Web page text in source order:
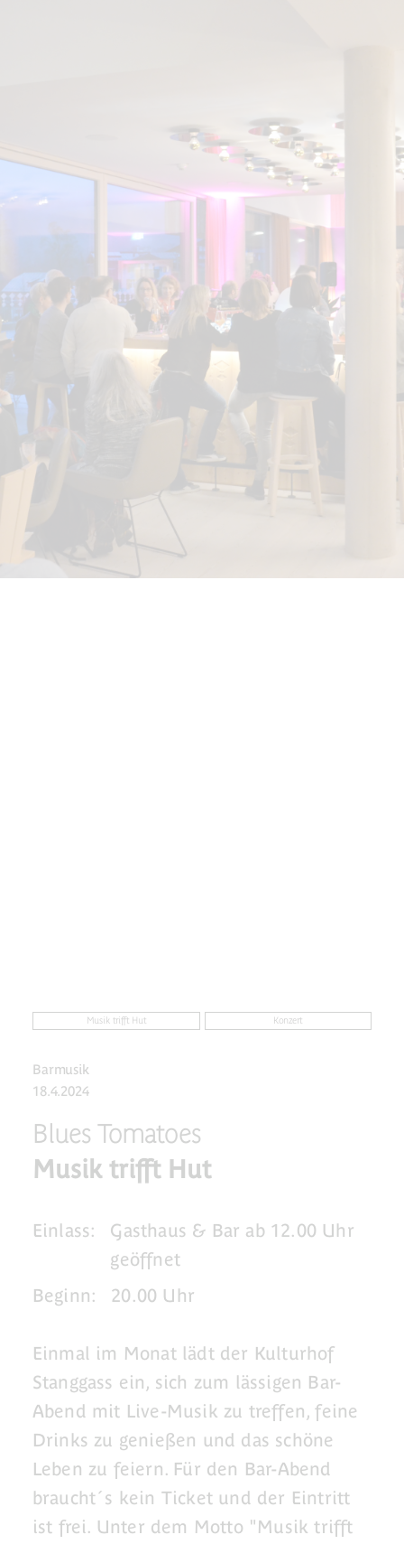
Musik trifft Hut Konzert
Barmusik
18.4.2024
Blues Tomatoes
Musik trifft Hut
Einlass:
Gasthaus & Bar ab 12.00 Uhr
geöffnet
Beginn:
20.00 Uhr
Einmal im Monat lädt der Kulturhof
Stanggass ein, sich zum lässigen Bar-
Abend mit Live-Musik zu treffen, feine
Drinks zu genießen und das schöne
Leben zu feiern. Für den Bar-Abend
braucht´s kein Ticket und der Eintritt
ist frei. Unter dem Motto "Musik trifft